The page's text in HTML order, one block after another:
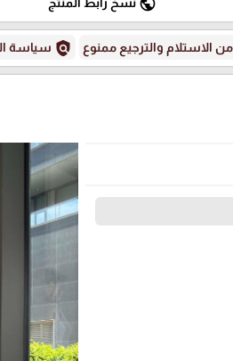
public
الاستلام والترجيع ممنوع policy سياسة